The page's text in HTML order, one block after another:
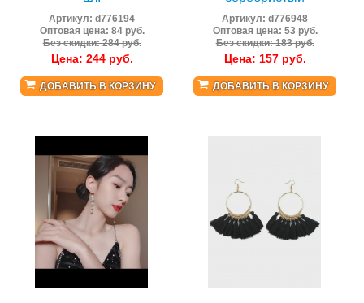
Артикул:d776194
Оптовая цена: 84 руб.
Без скидки: 284 руб.
Цена: 244руб.
ДОБАВИТЬ В КОРЗИНУ
Артикул:d776948
Оптовая цена: 53 руб.
Без скидки: 183 руб.
Цена: 157руб.
ДОБАВИТЬ В КОРЗИНУ